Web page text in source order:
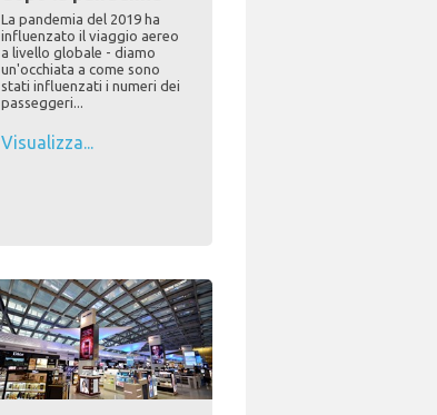
La pandemia del 2019 ha
influenzato il viaggio aereo
a livello globale - diamo
un'occhiata a come sono
stati influenzati i numeri dei
passeggeri...
Visualizza...